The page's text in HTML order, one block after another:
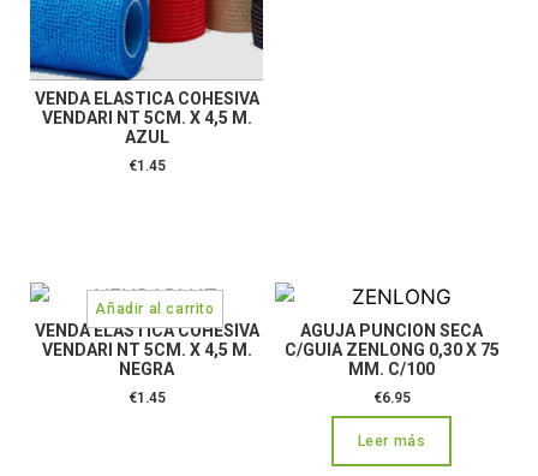
VENDA ELASTICA COHESIVA
VENDARI NT 5CM. X 4,5 M.
AZUL
€1.45
VENDA ELASTICA COHESIVA
VENDARI NT 5CM. X 4,5 M.
NEGRA
€1.45
AGUJA PUNCION SECA
C/GUIA ZENLONG 0,30 X 75
MM. C/100
€6.95
Leer más